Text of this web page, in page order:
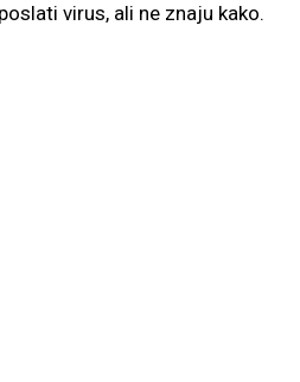
virus, ali ne znaju kako.